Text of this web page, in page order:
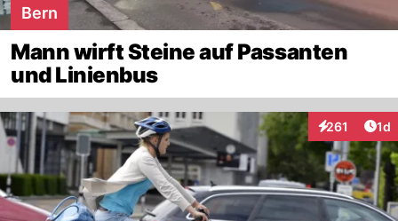
Bern
Mann wirft Steine auf Passanten
und Linienbus
261
Interaktionen
1d